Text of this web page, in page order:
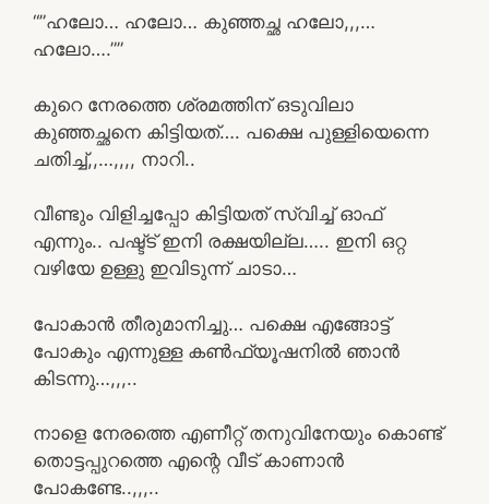
“”ഹലോ… ഹലോ… കുഞ്ഞച്ഛ ഹലോ,,,…
ഹലോ….””
കുറെ നേരത്തെ ശ്രമത്തിന് ഒടുവിലാ
കുഞ്ഞച്ഛനെ കിട്ടിയത്…. പക്ഷെ പുള്ളിയെന്നെ
ചതിച്ച്,,…,,,, നാറി..
വീണ്ടും വിളിച്ചപ്പോ കിട്ടിയത് സ്വിച്ച് ഓഫ്‌
എന്നും.. പഷ്ട്ട് ഇനി രക്ഷയില്ല….. ഇനി ഒറ്റ
വഴിയേ ഉള്ളു ഇവിടുന്ന് ചാടാ…
പോകാൻ തീരുമാനിച്ചു… പക്ഷെ എങ്ങോട്ട്
പോകും എന്നുള്ള കൺഫ്യൂഷനിൽ ഞാൻ
കിടന്നു…,,,..
നാളെ നേരത്തെ എണീറ്റ് തനുവിനേയും കൊണ്ട്
തൊട്ടപ്പുറത്തെ എന്റെ വീട് കാണാൻ
പോകണ്ടേ..,,,..